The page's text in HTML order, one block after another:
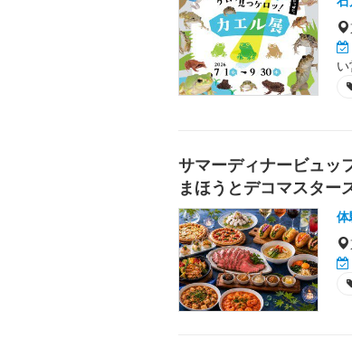
サマーディナービュッ
まほうとデコマスター